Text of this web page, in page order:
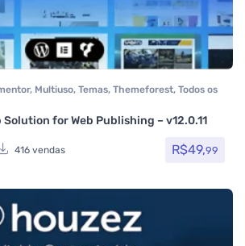
, Multiuso, Temas, Themeforest, Todos os
Solution for Web Publishing – v12.0.11
416 vendas R$49,99